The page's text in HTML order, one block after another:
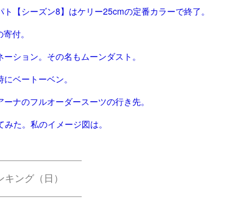
【シーズン8】はケリー25cmの定番カラーで終了。
付。
ション。その名もムーンダスト。
ベートーベン。
ーナのフルオーダースーツの行き先。
た。私のイメージ図は。
ング（日）